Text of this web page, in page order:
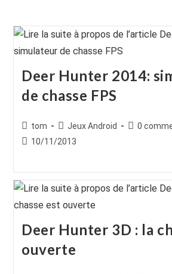
Deer Hunter 2014:
de chasse FPS
Auteur/autrice
de
tom
Post
category:
Jeux Android
0
Publication
10/11/2013
Deer Hunter 3D : la
ouverte